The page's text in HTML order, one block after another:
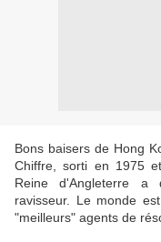
Bons baisers de Hong
Chiffre, sorti en 1975
Reine d'Angleterre a
ravisseur. Le monde
"meilleurs" agents de